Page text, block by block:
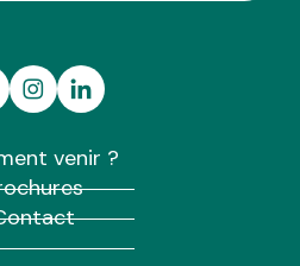
venir ?